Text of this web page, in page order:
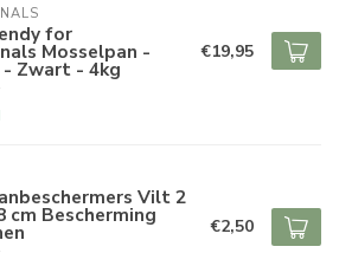
for
Mosselpan -
- Zwart - 4kg
€19,95
Vilt 2
cm Bescherming €2,50